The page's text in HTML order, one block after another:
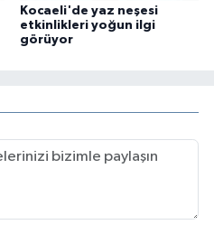
Kocaeli'de yaz neşesi
etkinlikleri yoğun ilgi
görüyor